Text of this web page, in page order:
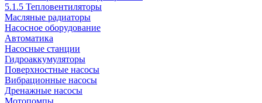
5.1.5 Тепловентиляторы
Масляные радиаторы
Насосное оборудование
Автоматика
Насосные станции
Гидроаккумуляторы
Поверхностные насосы
Вибрационные насосы
Дренажные насосы
Мотопомпы